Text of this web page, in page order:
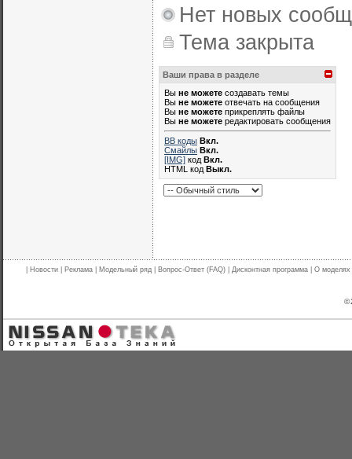
Нет новых
Тема закрыта
Ваши права в разделе
Вы не можете создавать темы
Вы не можете отвечать на сообщения
Вы не можете прикреплять файлы
Вы не можете редактировать сообщения
BB коды Вкл.
Смайлы Вкл.
[IMG] код Вкл.
HTML код Выкл.
Новости Реклама Модельный ряд Вопрос-Ответ (FAQ) Дисконтная программа О моделях
©